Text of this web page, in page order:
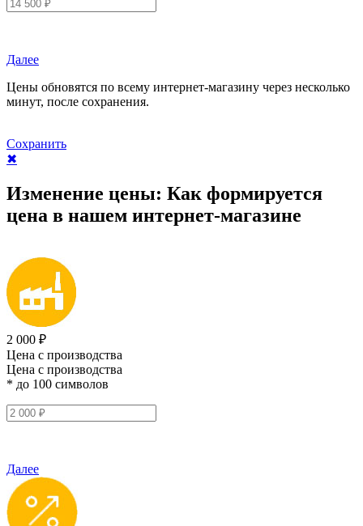
Далее
Цены обновятся по всему интернет-магазину через несколько
минут, после сохранения.
Сохранить
✖
Изменение цены: Как формируется
цена в нашем интернет-магазине
2 000 ₽
Цена с производства
Цена с производства
* до 100 символов
Далее